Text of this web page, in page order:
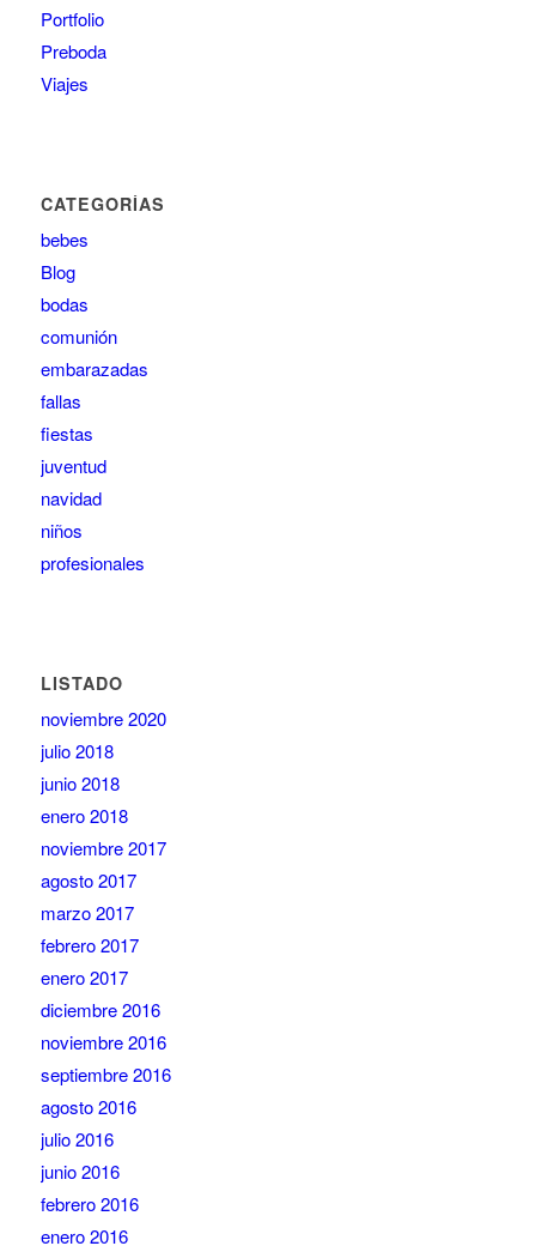
Portfolio
Preboda
Viajes
CATEGORÍAS
bebes
Blog
bodas
comunión
embarazadas
fallas
fiestas
juventud
navidad
niños
profesionales
LISTADO
noviembre 2020
julio 2018
junio 2018
enero 2018
noviembre 2017
agosto 2017
marzo 2017
febrero 2017
enero 2017
diciembre 2016
noviembre 2016
septiembre 2016
agosto 2016
julio 2016
junio 2016
febrero 2016
enero 2016